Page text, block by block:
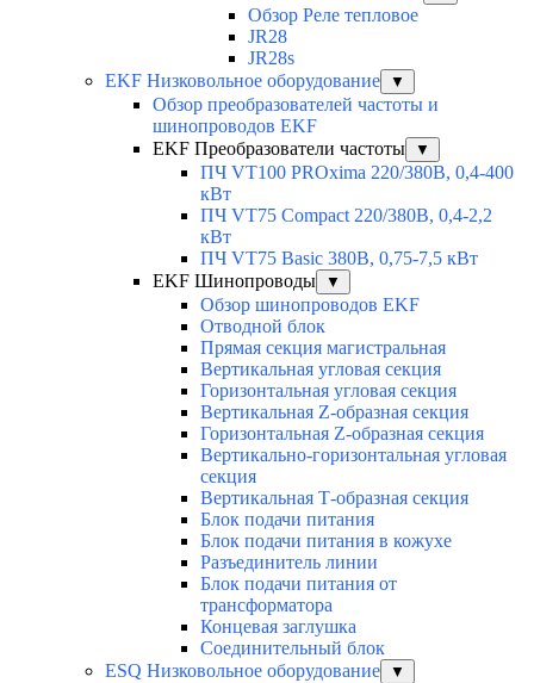
Обзор Реле тепловое
JR28
JR28s
EKF Низковольное оборудование
▼
Обзор преобразователей частоты и
шинопроводов EKF
EKF Преобразователи частоты
▼
ПЧ VT100 PROxima 220/380В, 0,4-400
кВт
ПЧ VT75 Compact 220/380В, 0,4-2,2
кВт
ПЧ VT75 Basic 380В, 0,75-7,5 кВт
EKF Шинопроводы
▼
Обзор шинопроводов EKF
Отводной блок
Прямая секция магистральная
Вертикальная угловая секция
Горизонтальная угловая секция
Вертикальная Z-образная секция
Горизонтальная Z-образная секция
Вертикально-горизонтальная угловая
секция
Вертикальная Т-образная секция
Блок подачи питания
Блок подачи питания в кожухе
Разъединитель линии
Блок подачи питания от
трансформатора
Концевая заглушка
Соединительный блок
ESQ Низковольное оборудование
▼